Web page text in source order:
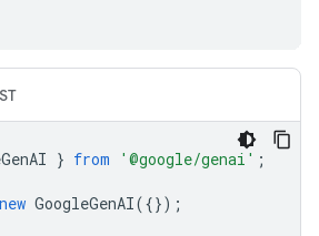
} from '@google/genai' ;
new GoogleGenAI({});